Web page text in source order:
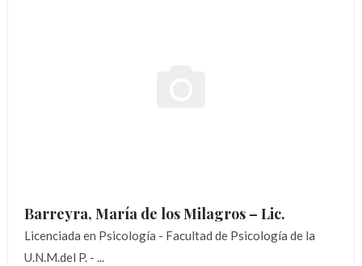
Barreyra, María de los Milagros – Lic.
Licenciada en Psicología - Facultad de Psicología de la
U.N.M.del P. - ...